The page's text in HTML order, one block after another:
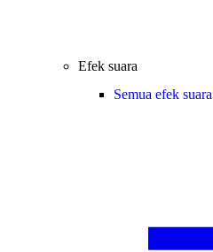
Efek suara
Semua efek suara